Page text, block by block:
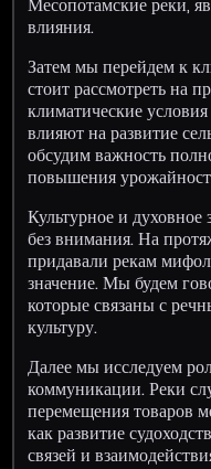
влияния.
Затем мы перейдем к
стоит рассмотреть на
климатические
влияют на развитие
обсудим важность
повышения
Культурное и духовное
без внимания. На
придавали рекам
значение. Мы будем
которые связаны с
культуру.
Далее мы исследуем
коммуникации. Реки
перемещения товаров
как развитие
связей и